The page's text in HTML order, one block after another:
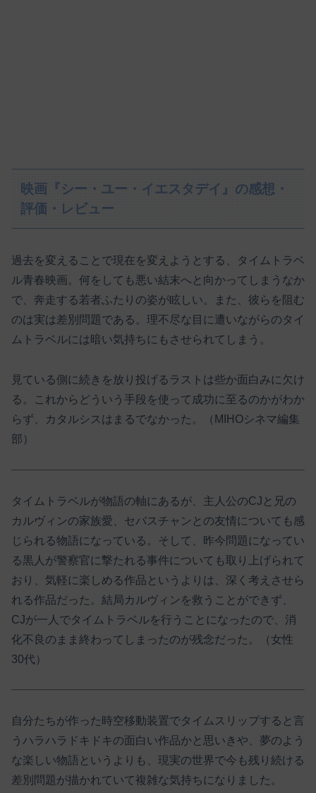
映画『シー・ユー・イエスタデイ』の感想・
評価・レビュー
過去を変えることで現在を変えようとする、タイムトラベ
ル青春映画。何をしても悪い結末へと向かってしまうなか
で、奔走する若者ふたりの姿が眩しい。また、彼らを阻む
のは実は差別問題である。理不尽な目に遭いながらのタイ
ムトラベルには暗い気持ちにもさせられてしまう。
見ている側に続きを放り投げるラストは些か面白みに欠け
る。これからどういう手段を使って成功に至るのかがわか
らず、カタルシスはまるでなかった。（MIHOシネマ編集
部）
タイムトラベルが物語の軸にあるが、主人公のCJと兄の
カルヴィンの家族愛、セバスチャンとの友情についても感
じられる物語になっている。そして、昨今問題になってい
る黒人が警察官に撃たれる事件についても取り上げられて
おり、気軽に楽しめる作品というよりは、深く考えさせら
れる作品だった。結局カルヴィンを救うことができず、
CJが一人でタイムトラベルを行うことになったので、消
化不良のまま終わってしまったのが残念だった。（女性
30代）
自分たちが作った時空移動装置でタイムスリップすると言
うハラハラドキドキの面白い作品かと思いきや、夢のよう
な楽しい物語というよりも、現実の世界で今も残り続ける
差別問題が描かれていて複雑な気持ちになりました。